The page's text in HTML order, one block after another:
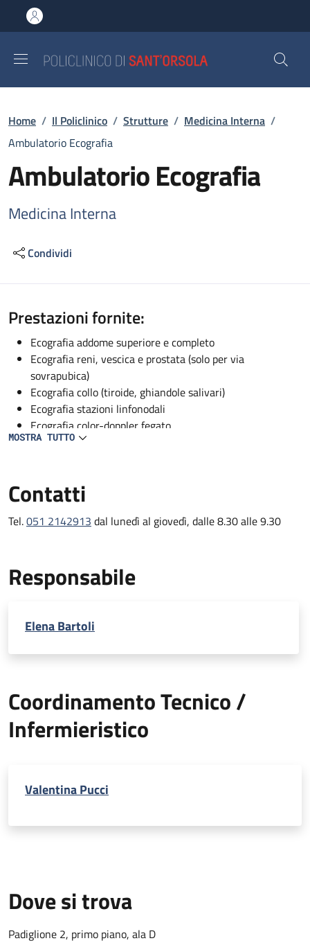
al contenuto principale
to footer content
Briciole di pane
Home / Il Policlinico / Strutture / Medicina Interna /
Ambulatorio Ecografia
Ambulatorio Ecografia
Medicina Interna
Condividi
Descrizione
Prestazioni fornite:
Ecografia addome superiore e completo
Ecografia reni, vescica e prostata (solo per via
sovrapubica)
Ecografia collo (tiroide, ghiandole salivari)
Ecografia stazioni linfonodali
Ecografia color-doppler fegato
Ecografia color Doppler vascolare (solo per pazienti
MOSTRA TUTTO
Contatti
Tel.051 2142913 dal lunedì al giovedì, dalle 8.30 alle 9.30
Responsabile
Elena Bartoli
Coordinamento Tecnico /
Infermieristico
Valentina Pucci
Dove si trova
Padiglione 2, primo piano, ala D